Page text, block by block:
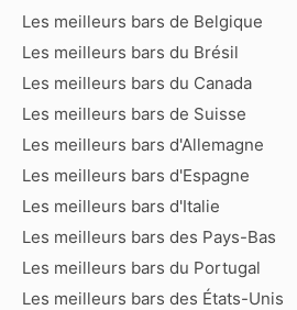
Les meilleurs bars de Belgique
Les meilleurs bars du Brésil
Les meilleurs bars du Canada
Les meilleurs bars de Suisse
Les meilleurs bars d'Allemagne
Les meilleurs bars d'Espagne
Les meilleurs bars d'Italie
Les meilleurs bars des Pays-Bas
Les meilleurs bars du Portugal
Les meilleurs bars des États-Unis